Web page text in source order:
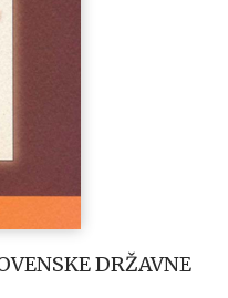
DRŽAVNE